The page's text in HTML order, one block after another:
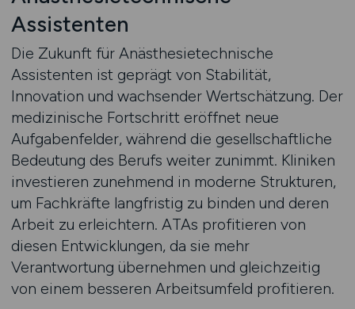
Assistenten
Die Zukunft für Anästhesietechnische
Assistenten ist geprägt von Stabilität,
Innovation und wachsender Wertschätzung. Der
medizinische Fortschritt eröffnet neue
Aufgabenfelder, während die gesellschaftliche
Bedeutung des Berufs weiter zunimmt. Kliniken
investieren zunehmend in moderne Strukturen,
um Fachkräfte langfristig zu binden und deren
Arbeit zu erleichtern. ATAs profitieren von
diesen Entwicklungen, da sie mehr
Verantwortung übernehmen und gleichzeitig
von einem besseren Arbeitsumfeld profitieren.